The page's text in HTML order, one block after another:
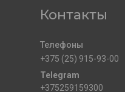
Контакты
+375 (25) 915-93-00
+375259159300